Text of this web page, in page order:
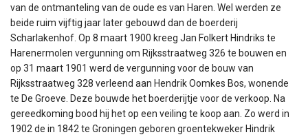
van de ontmanteling van de oude es van Haren. Wel werden ze
beide ruim vijftig jaar later gebouwd dan de boerderij
Scharlakenhof. Op 8 maart 1900 kreeg Jan Folkert Hindriks te
Harenermolen vergunning om Rijksstraatweg 326 te bouwen en
op 31 maart 1901 werd de vergunning voor de bouw van
Rijksstraatweg 328 verleend aan Hendrik Oomkes Bos, wonende
te De Groeve. Deze bouwde het boerderijtje voor de verkoop. Na
gereedkoming bood hij het op een veiling te koop aan. Zo werd in
1902 de in 1842 te Groningen geboren groentekweker Hindrik